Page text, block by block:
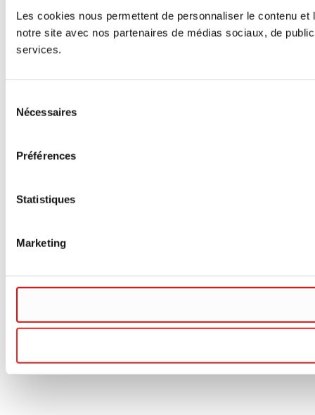
Les cookies nous permettent de personnaliser le contenu
notre site avec nos partenaires de médias sociaux, de
services.
Nécessaires
Préférences
Statistiques
Marketing